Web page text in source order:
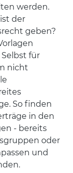
werden.
der
geben?
für
nicht
So finden
in den
- bereits
oder
und